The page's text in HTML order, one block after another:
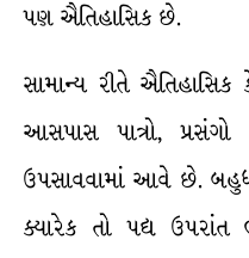
પણ ઐતિહાસિક છે.
સામાન્ય રીતે ઐતિહાસિક
આસપાસ પાત્રો, પ્રસંગો
ઉપસાવવામાં આવે છે. બહુધા
ક્યારેક તો પદ્ય ઉપરાંત